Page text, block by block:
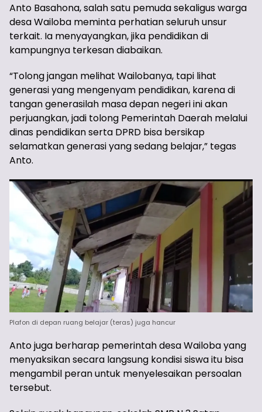
Anto Basahona, salah satu pemuda sekaligus warga
desa Wailoba meminta perhatian seluruh unsur
terkait. Ia menyayangkan, jika pendidikan di
kampungnya terkesan diabaikan.
“Tolong jangan melihat Wailobanya, tapi lihat
generasi yang mengenyam pendidikan, karena di
tangan generasilah masa depan negeri ini akan
perjuangkan, jadi tolong Pemerintah Daerah melalui
dinas pendidikan serta DPRD bisa bersikap
selamatkan generasi yang sedang belajar,” tegas
Anto.
Plafon di depan ruang belajar (teras) juga hancur
Anto juga berharap pemerintah desa Wailoba yang
menyaksikan secara langsung kondisi siswa itu bisa
mengambil peran untuk menyelesaikan persoalan
tersebut.